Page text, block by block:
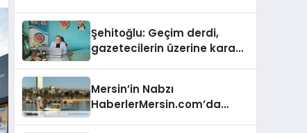
Şehitoğlu: Geçim derdi,
gazetecilerin üzerine kara
Mersin’in Nabzı
HaberlerMersin.com’da